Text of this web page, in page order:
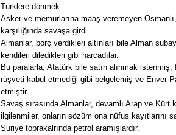
Türklere dönmek.
Asker ve memurlarına maaş veremeyen
karşılığında savaşa girdi.
Almanlar, borç verdikleri altınları bile Alman
kendileri diledikleri gibi harcadılar.
Bu paralarla, Atatürk bile satın alınmak istenmiş,
rüşveti kabul etmediği gibi belgelemiş ve Enver
etmiştir.
Savaş sırasında Almanlar, devamlı Arap ve Kürt
ilgilenmiler, onların sözüm ona nüfus kayıtlarını
Suriye toprakalrında petrol aramışlardır.